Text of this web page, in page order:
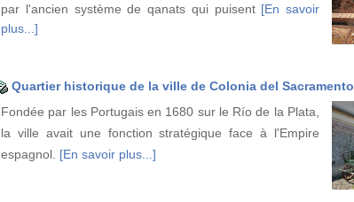
par l'ancien système de qanats qui puisent [En savoir
plus...]
Quartier historique de la ville de Colonia del Sacramento
Fondée par les Portugais en 1680 sur le Río de la Plata,
la ville avait une fonction stratégique face à l'Empire
espagnol. [En savoir plus...]